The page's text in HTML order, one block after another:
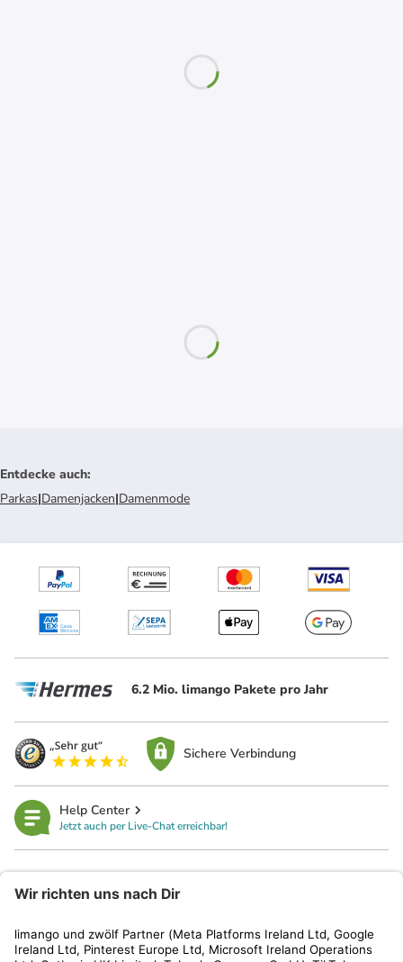
Entdecke auch:
Parkas|Damenjacken|Damenmode
6.2 Mio. limango Pakete pro Jahr
Sichere Verbindung
Help Center
Jetzt auch per Live-Chat erreichbar!